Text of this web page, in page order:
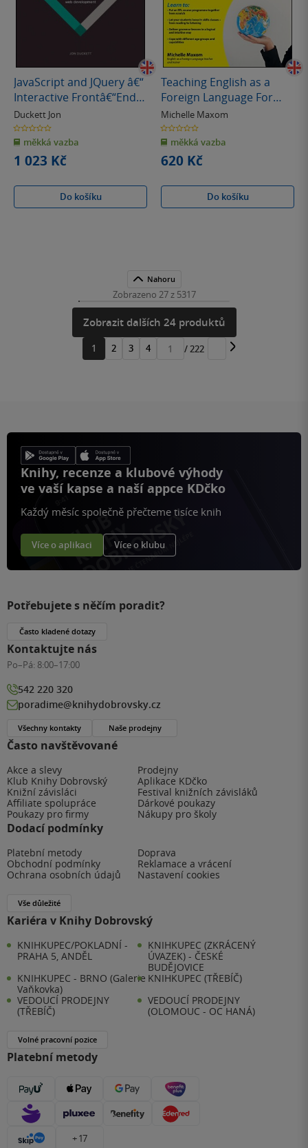
JavaScript and JQuery â€“
Interactive Frontâ€“End
Web Development
Duckett Jon
0.0
z
5
hvězdiček
měkká vazba
1 023 Kč
Do košíku
Teaching English as a
Foreign Language For
Dummies
Michelle Maxom
0.0
z
5
hvězdiček
měkká vazba
620 Kč
Do košíku
Nahoru
Zobrazeno 27 z 5317
Zobrazit dalších 24 produktů
1 2 3 4
Přejít
/ 222
Knihy, recenze a klubové výhody
ve vaší kapse a naší appce KDčko
Každý měsíc společně přečteme tisíce knih
Více o aplikaci Více o klubu
Často navštěvované
Akce a slevy
Prodejny
Klub Knihy Dobrovský
Aplikace KDčko
Knižní závisláci
Festival knižních závisláků
Affiliate spolupráce
Dárkové poukazy
Poukazy pro firmy
Nákupy pro školy
Dodací podmínky
Platební metody
Doprava
Obchodní podmínky
Reklamace a vrácení
Ochrana osobních údajů
Nastavení cookies
Vše důležité
Kariéra v Knihy Dobrovský
KNIHKUPEC/POKLADNÍ -
PRAHA 5, ANDĚL
KNIHKUPEC (ZKRÁCENÝ
ÚVAZEK) - ČESKÉ
BUDĚJOVICE
KNIHKUPEC - BRNO (Galerie
Vaňkovka)
KNIHKUPEC (TŘEBÍČ)
VEDOUCÍ PRODEJNY
(TŘEBÍČ)
VEDOUCÍ PRODEJNY
(OLOMOUC - OC HANÁ)
Volné pracovní pozice
Platební metody
+ 17
Potřebujete s něčím poradit?
Často kladené dotazy
Kontaktujte nás
Po–Pá: 8:00–17:00
542 220 320
poradime@knihydobrovsky.cz
Všechny kontakty Naše prodejny